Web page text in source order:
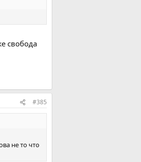
свобода
#385
не то что